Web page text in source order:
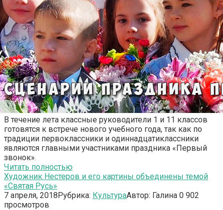
В течение лета классные руководители 1 и 11 классов
готовятся к встрече нового учебного года, так как по
традиции первоклассники и одиннадцатиклассники
являются главными участниками праздника «Первый
звонок».
Читать полностью
Художник Нестеров и его картины объединены темой
«Святая Русь»
7 апреля, 2018Рубрика: КультураАвтор: Галина 0 902
просмотров